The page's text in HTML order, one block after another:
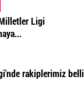
Ligi
rakiplerimiz belli